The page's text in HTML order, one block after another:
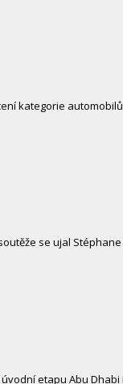
kategorie
se ujal
etapu Abu Dhabi